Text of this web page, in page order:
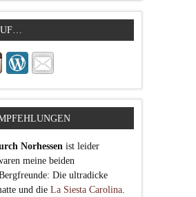
Norhessen ist leider
meine beiden
Die ultradicke
und dieLa Siesta Carolina